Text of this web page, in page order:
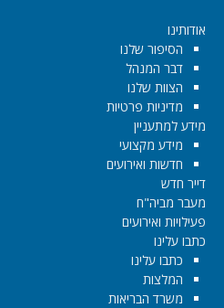
אודותינו
הסיפור שלנו
דבר המנהל
הצוות שלנו
מדיניות פרטיות
מידע למתעניין
מידע מקצועי
חדשות ואירועים
דייר חדש
מעבר מביה"ח
פעילויות ואירועים
כתבו עלינו
כתבו עלינו
המלצות
משרד הבריאות